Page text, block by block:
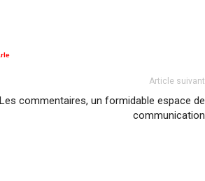
Article suivant
Les commentaires, un formidable espace de
communication